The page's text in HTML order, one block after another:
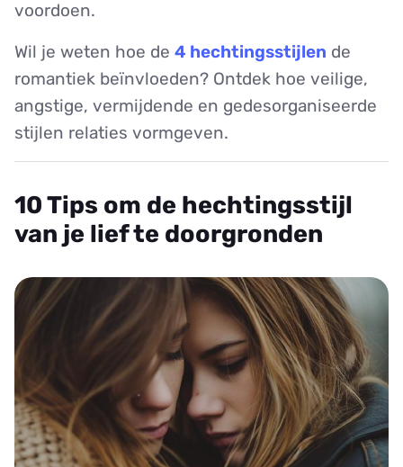
voordoen.
Wil je weten hoe de 4 hechtingsstijlen de
romantiek beïnvloeden? Ontdek hoe veilige,
angstige, vermijdende en gedesorganiseerde
stijlen relaties vormgeven.
10 Tips om de hechtingsstijl
van je lief te doorgronden